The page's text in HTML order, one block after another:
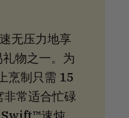
无压力地享
物之一。为
烹制只需 15
常适合忙碌